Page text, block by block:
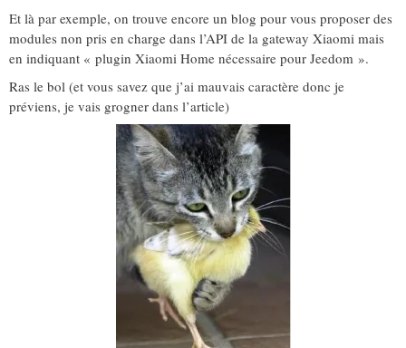
Et là par exemple, on trouve encore un blog pour vous proposer des
modules non pris en charge dans l’API de la gateway Xiaomi mais
en indiquant « plugin Xiaomi Home nécessaire pour Jeedom ».
Ras le bol (et vous savez que j’ai mauvais caractère donc je
préviens, je vais grogner dans l’article)